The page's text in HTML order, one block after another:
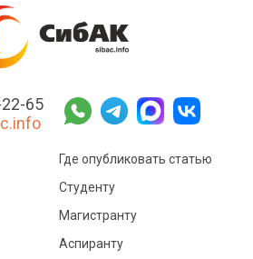
65
Где опубликовать статью
Студенту
Магистранту
Аспиранту